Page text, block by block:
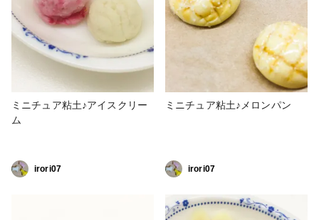
ミニチュア粘土♪アイスクリー
ム
irori07
ミニチュア粘土♪メロンパン
irori07